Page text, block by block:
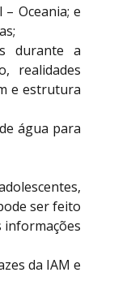
Oceania; e
durante a
realidades
e estrutura
água para
ser feito
informações
da IAM e